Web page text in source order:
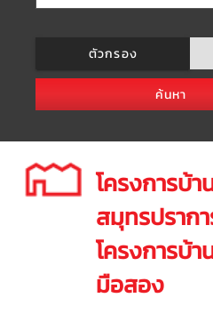
ตัวกรอง
ค้นหา
โครงการบ้า
สมุทรปราก
โครงการบ้
มือสอง